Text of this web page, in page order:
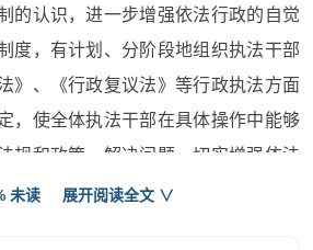
的认识，进一步增强依法行政的自觉
度，有计划、分阶段地组织执法干部
》、《行政复议法》等行政执法方面
，使全体执法干部在具体操作中能够
规和政策，解决问题，切实增强依法
合县司法局搞好行政执法干部岗前培
未读 展开阅读全文 ∨